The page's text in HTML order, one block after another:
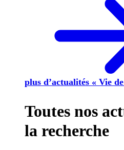
plus d’actualités « Vie de
Toutes nos
la recherche